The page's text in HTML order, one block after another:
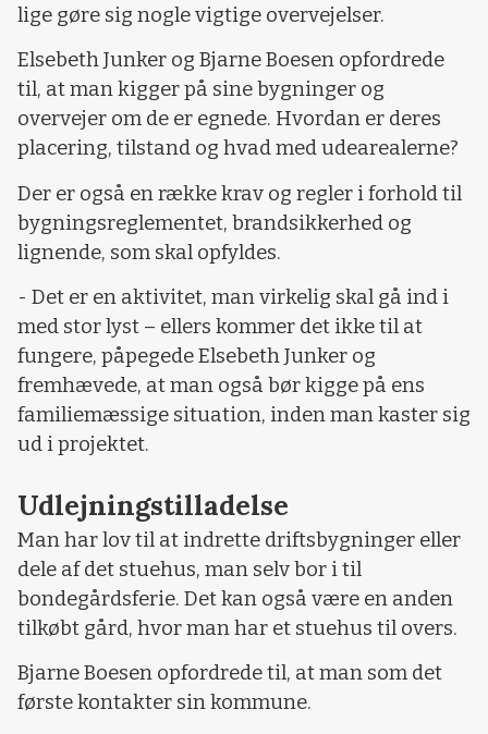
lige gøre sig nogle vigtige overvejelser.
Elsebeth Junker og Bjarne Boesen opfordrede
til, at man kigger på sine bygninger og
overvejer om de er egnede. Hvordan er deres
placering, tilstand og hvad med udearealerne?
Der er også en række krav og regler i forhold til
bygningsreglementet, brandsikkerhed og
lignende, som skal opfyldes.
- Det er en aktivitet, man virkelig skal gå ind i
med stor lyst – ellers kommer det ikke til at
fungere, påpegede Elsebeth Junker og
fremhævede, at man også bør kigge på ens
familiemæssige situation, inden man kaster sig
ud i projektet.
Udlejningstilladelse
Man har lov til at indrette driftsbygninger eller
dele af det stuehus, man selv bor i til
bondegårdsferie. Det kan også være en anden
tilkøbt gård, hvor man har et stuehus til overs.
Bjarne Boesen opfordrede til, at man som det
første kontakter sin kommune.